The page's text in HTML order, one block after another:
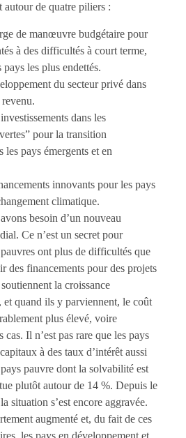
autour de quatre piliers :
de manœuvre budgétaire pour
à des difficultés à court terme,
les plus endettés.
du secteur privé dans
dans les
pour la transition
les pays émergents et en
innovants pour les pays
climatique.
besoin d’un nouveau
Ce n’est un secret pour
ont plus de difficultés que
des financements pour des projets
la croissance
et quand ils y parviennent, le coût
plus élevé, voire
cas. Il n’est pas rare que les pays
à des taux d’intérêt aussi
pauvre dont la solvabilité est
plutôt autour de 14 %. Depuis le
situation s’est encore aggravée.
augmenté et, du fait de ces
les pays en développement et